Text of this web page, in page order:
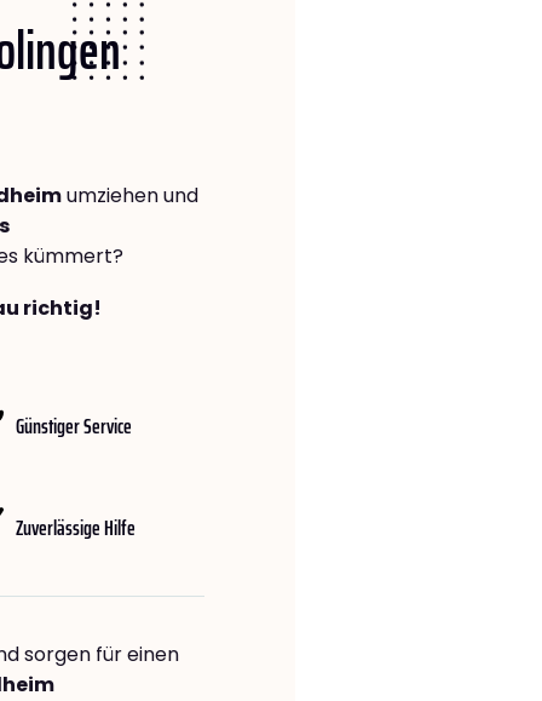
umziehen und
kümmert?
richtig!
Günstiger Service
Zuverlässige Hilfe
sorgen für einen